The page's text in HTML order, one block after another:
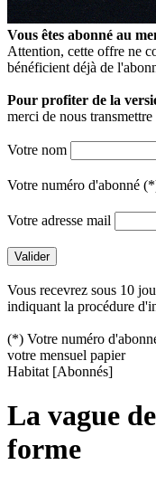
Vous êtes abonné au
Attention, cette offre ne
bénéficient déjà de
Pour profiter de la
merci de nous
Votre nom
Votre numéro d'abonné
Votre adresse mail
Vous recevrez sous 10
indiquant la procédure
(*) Votre numéro
votre mensuel papier
Habitat [Abonnés]
La vague
forme